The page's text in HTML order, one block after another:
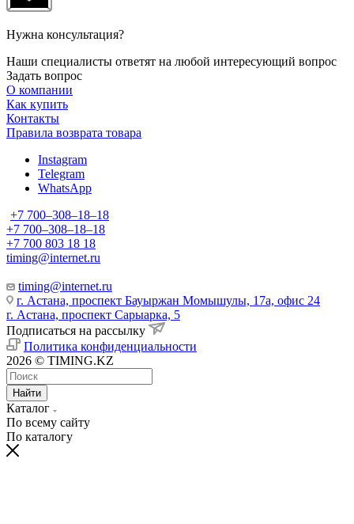
Нужна консультация?
Наши специалисты ответят на любой интересующий вопрос
Задать вопрос
О компании
Как купить
Контакты
Правила возврата товара
Instagram
Telegram
WhatsApp
+7 700‒308‒18‒18
+7 700‒308‒18‒18
+7 700 803 18 18
timing@internet.ru
timing@internet.ru
г. Астана, проспект Бауыржан Момышулы, 17а, офис 24
г. Астана, проспект Сарыарка, 5
Подписаться на рассылку
Политика конфиденциальности
2026 © TIMING.KZ
Найти
Каталог
По всему сайту
По каталогу